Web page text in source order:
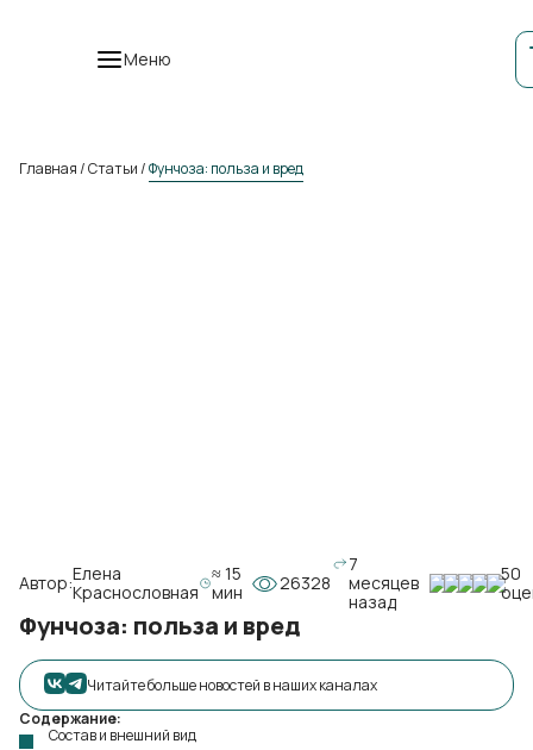
Меню
Главная/Статьи/Фунчоза: польза и вред
Автор:Елена
Краснословная
≈ 15
мин
26328
7
месяцев
назад
50
Фунчоза: польза и вред
Читайте больше новостей в наших каналах
Содержание:
Состав и внешний вид